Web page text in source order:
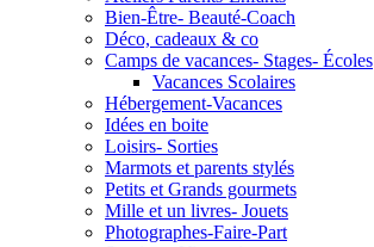
Bien-Être- Beauté-Coach
Déco, cadeaux & co
Camps de vacances- Stages- Écoles
Vacances Scolaires
Hébergement-Vacances
Idées en boite
Loisirs- Sorties
Marmots et parents stylés
Petits et Grands gourmets
Mille et un livres- Jouets
Photographes-Faire-Part